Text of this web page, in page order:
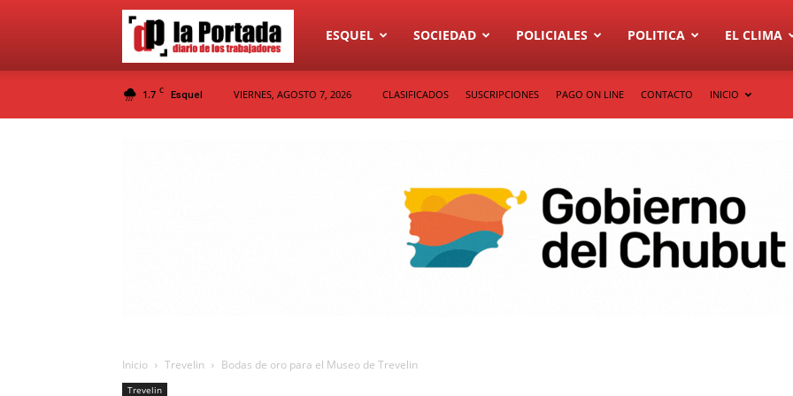
Diario
La
ESQUEL SOCIEDAD POLICIALES POLITICA EL CLIMA
1.7 C Esquel VIERNES, AGOSTO 7, 2026 CLASIFICADOS SUSCRIPCIONES PAGO ON LINE CONTACTO INICIO
Inicio Trevelin Bodas de oro para el Museo de Trevelin
Trevelin